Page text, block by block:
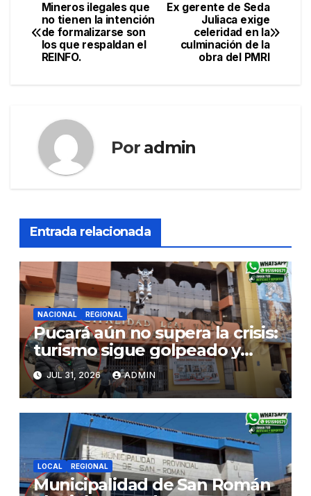
Navegación
de
Ex gerente de Seda
Juliaca exige
celeridad en la
culminación de la
obra del PMRI
Mineros ilegales que
no tienen la intención
de formalizarse son
los que respaldan el
REINFO.
Por admin
Entrada relacionada
NACIONAL REGIONAL
Pucará aún no supera la crisis:
turismo sigue golpeado y
alcaldesa exige al nuevo
Gobierno fondos para obras
paralizadas
JUL 31, 2026 ADMIN
LOCAL REGIONAL
Municipalidad de San Román